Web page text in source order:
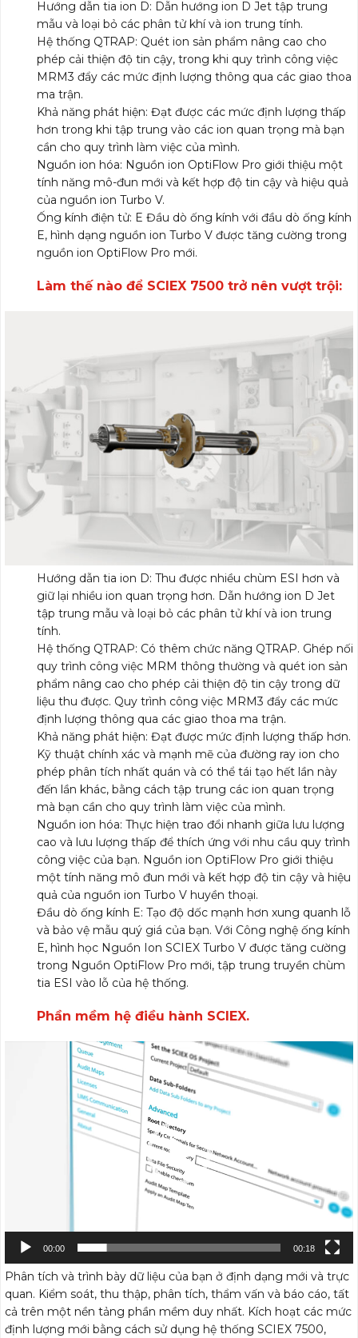
Hướng dẫn tia ion D: Dẫn hướng ion D Jet tập trung
mẫu và loại bỏ các phân tử khí và ion trung tính.
Hệ thống QTRAP: Quét ion sản phẩm nâng cao cho
phép cải thiện độ tin cậy, trong khi quy trình công việc
MRM3 đẩy các mức định lượng thông qua các giao thoa
ma trận.
Khả năng phát hiện: Đạt được các mức định lượng thấp
hơn trong khi tập trung vào các ion quan trọng mà bạn
cần cho quy trình làm việc của mình.
Nguồn ion hóa: Nguồn ion OptiFlow Pro giới thiệu một
tính năng mô-đun mới và kết hợp độ tin cậy và hiệu quả
của nguồn ion Turbo V.
Ống kính điện tử: E Đầu dò ống kính với đầu dò ống kính
E, hình dạng nguồn ion Turbo V được tăng cường trong
nguồn ion OptiFlow Pro mới.
Làm thế nào để SCIEX 7500 trở nên vượt trội:
Hướng dẫn tia ion D: Thu được nhiều chùm ESI hơn và
giữ lại nhiều ion quan trọng hơn. Dẫn hướng ion D Jet
tập trung mẫu và loại bỏ các phân tử khí và ion trung
tính.
Hệ thống QTRAP: Có thêm chức năng QTRAP. Ghép nối
quy trình công việc MRM thông thường và quét ion sản
phẩm nâng cao cho phép cải thiện độ tin cậy trong dữ
liệu thu được. Quy trình công việc MRM3 đẩy các mức
định lượng thông qua các giao thoa ma trận.
Khả năng phát hiện: Đạt được mức định lượng thấp hơn.
Kỹ thuật chính xác và mạnh mẽ của đường ray ion cho
phép phân tích nhất quán và có thể tái tạo hết lần này
đến lần khác, bằng cách tập trung các ion quan trọng
mà bạn cần cho quy trình làm việc của mình.
Nguồn ion hóa: Thực hiện trao đổi nhanh giữa lưu lượng
cao và lưu lượng thấp để thích ứng với nhu cầu quy trình
công việc của bạn. Nguồn ion OptiFlow Pro giới thiệu
một tính năng mô đun mới và kết hợp độ tin cậy và hiệu
quả của nguồn ion Turbo V huyền thoại.
Đầu dò ống kính E: Tạo độ dốc mạnh hơn xung quanh lỗ
và bảo vệ mẫu quý giá của bạn. Với Công nghệ ống kính
E, hình học Nguồn Ion SCIEX Turbo V được tăng cường
trong Nguồn OptiFlow Pro mới, tập trung truyền chùm
tia ESI vào lỗ của hệ thống.
Phần mềm hệ điều hành SCIEX.
00:00 00:18
Phân tích và trình bày dữ liệu của bạn ở định dạng mới và trực
quan. Kiểm soát, thu thập, phân tích, thẩm vấn và báo cáo, tất
cả trên một nền tảng phần mềm duy nhất. Kích hoạt các mức
định lượng mới bằng cách sử dụng hệ thống SCIEX 7500,